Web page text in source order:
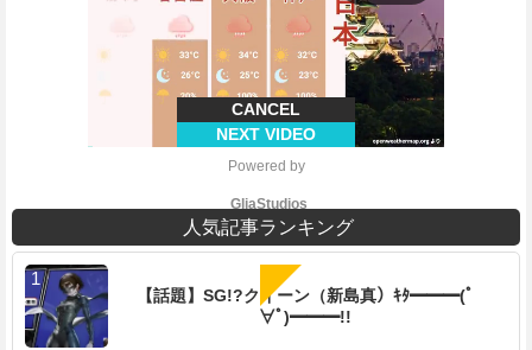
CANCEL
NEXT VIDEO
Powered by
GliaStudios
人気記事ランキング
【話題】SG!?クイーン（新島真）ｷﾀ━━━(ﾟ
∀ﾟ)━━━!!